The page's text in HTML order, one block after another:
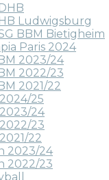
DHB
HB Ludwigsburg
BBM Bietigheim
Paris 2024
2023/24
2022/23
2021/22
25
24
23
22
2023/24
2022/23